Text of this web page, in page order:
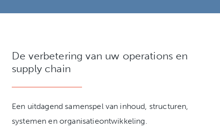
De verbetering van uw operations en
supply chain
Een uitdagend samenspel van inhoud, structuren,
systemen en organisatieontwikkeling.